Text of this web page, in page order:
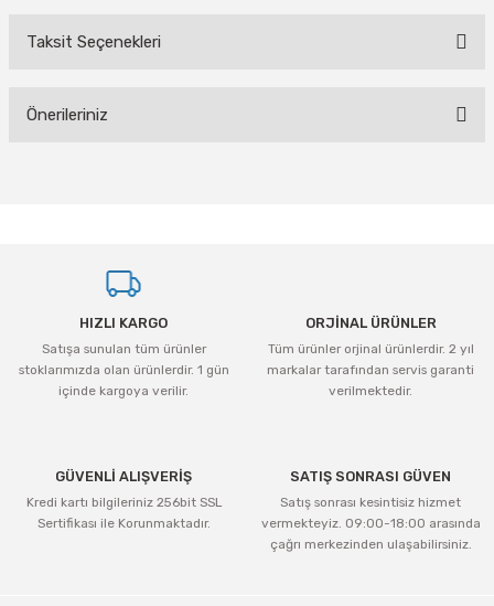
Taksit Seçenekleri
Önerileriniz
Ürün resmi kalitesiz, bozuk veya görüntülenemiyor.
Ürün açıklamasında eksik bilgiler bulunuyor.
Ürün bilgilerinde hatalar bulunuyor.
Ürün fiyatı diğer sitelerden daha pahalı.
HIZLI KARGO
Satışa sunulan tüm ürünler
stoklarımızda olan ürünlerdir. 1 gün
içinde kargoya verilir.
ORJİNAL ÜRÜNLER
Tüm ürünler orjinal ürünlerdir. 2 yıl
markalar tarafından servis garanti
verilmektedir.
GÜVENLİ ALIŞVERİŞ
Kredi kartı bilgileriniz 256bit SSL
Sertifikası ile Korunmaktadır.
SATIŞ SONRASI GÜVEN
Satış sonrası kesintisiz hizmet
vermekteyiz. 09:00-18:00 arasında
çağrı merkezinden ulaşabilirsiniz.